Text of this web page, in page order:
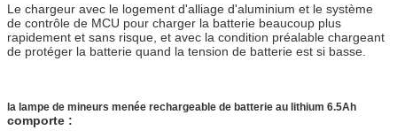
Le chargeur avec le logement d'alliage d'aluminium et le système
de contrôle de MCU pour charger la batterie beaucoup plus
rapidement et sans risque, et avec la condition préalable chargeant
de protéger la batterie quand la tension de batterie est si basse.
la lampe de mineurs menée rechargeable de batterie au lithium 6.5Ah
comporte :